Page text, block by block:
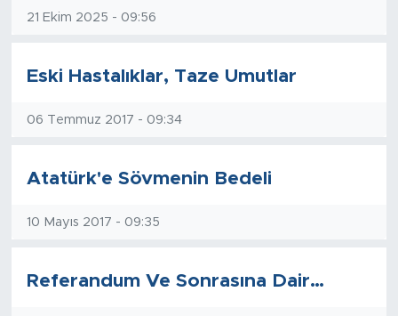
21 Ekim 2025 - 09:56
Eski Hastalıklar, Taze Umutlar
06 Temmuz 2017 - 09:34
Atatürk'e Sövmenin Bedeli
10 Mayıs 2017 - 09:35
Referandum Ve Sonrasına Dair…